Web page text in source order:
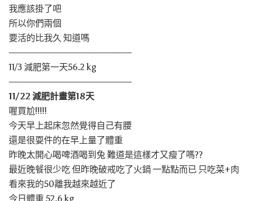
我應該掛了吧
所以你們兩個
要活的比我久 知道嗎
———————————————
11/3 減肥第一天56.2 kg
———————————————
11/22 減肥計畫第18天
喔買尬!!!!!
今天早上起床忽然覺得自己有腰
還是很耍件的在早上量了體重
昨晚太開心喝啤酒喝到兔 難道是這樣才又瘦了嗎??
最近晚餐很少吃 但昨晚破戒吃了火鍋 一點點而已 只吃菜+肉
看來我的50離我越來越近了
今日體重 52.6 kg